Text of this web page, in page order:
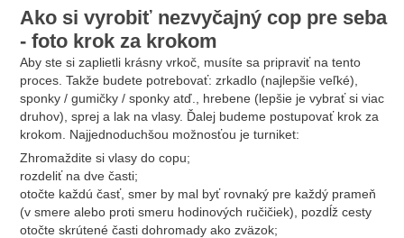
Ako si vyrobiť nezvyčajný cop pre seba
- foto krok za krokom
Aby ste si zaplietli krásny vrkoč, musíte sa pripraviť na tento
proces. Takže budete potrebovať: zrkadlo (najlepšie veľké),
sponky / gumičky / sponky atď., hrebene (lepšie je vybrať si viac
druhov), sprej a lak na vlasy. Ďalej budeme postupovať krok za
krokom. Najjednoduchšou možnosťou je turniket:
Zhromaždite si vlasy do copu;
rozdeliť na dve časti;
otočte každú časť, smer by mal byť rovnaký pre každý prameň
(v smere alebo proti smeru hodinových ručičiek), pozdĺž cesty
otočte skrútené časti dohromady ako zväzok;